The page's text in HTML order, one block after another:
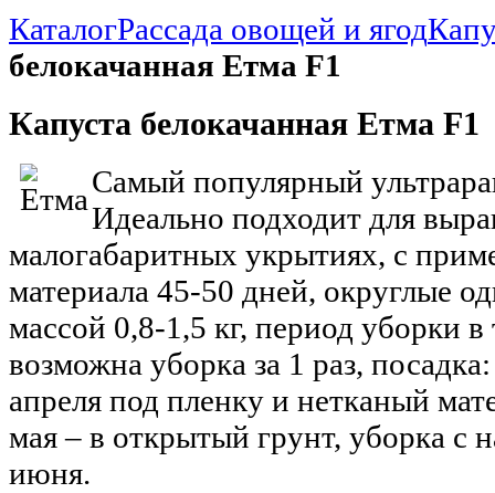
КаталогРассада овощей и ягод
белокачанная Етма F1
Капуста белокачанная Етма F1
Самый популярный
Идеально подходит для
малогабаритных укрытиях, с
материала 45-50 дней, округлые
массой 0,8-1,5 кг, период уборки в
возможна уборка за 1 раз,
апреля под пленку и нетканый
мая – в открытый грунт, уборка с
июня.